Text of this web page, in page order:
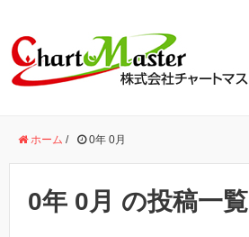
ホーム / 0年 0月
0年 0月 の投稿一覧